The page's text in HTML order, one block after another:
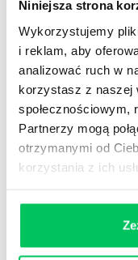
Niniejsza strona
Wykorzystujemy
i reklam, aby
analizować ruch w
korzystasz z naszej
społecznościowym,
Partnerzy mogą
otrzymanymi od
korzystania z ich
pomysłami, jak też
trudności.
bezpieczeństwo i
pracownikami.
praktyce
Jak feedback w
na poziomie 150
Gdy już go